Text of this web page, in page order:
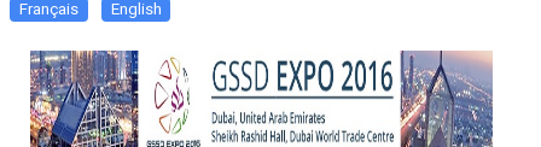
English
Français